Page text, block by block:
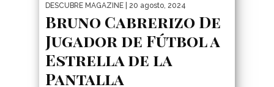
DESCUBRE MAGAZINE | 20 agosto, 2024
Bruno Cabrerizo De
Jugador de Fútbol a
Estrella de la
Pantalla